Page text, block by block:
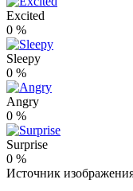
Excited
0 %
Sleepy
0 %
Angry
0 %
Surprise
0 %
Источник